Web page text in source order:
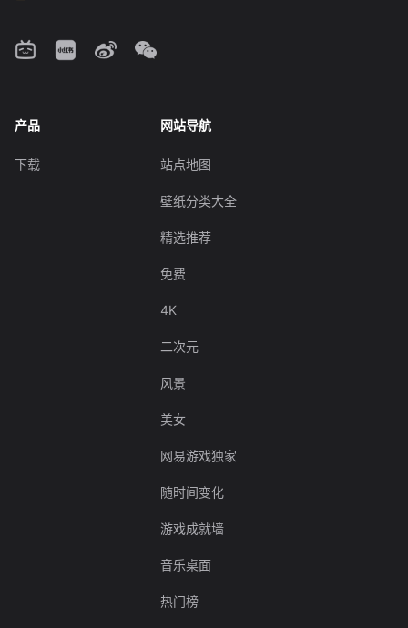
产品
下载
网站导航
站点地图
壁纸分类大全
精选推荐
免费
4K
二次元
风景
美女
网易游戏独家
随时间变化
游戏成就墙
音乐桌面
热门榜